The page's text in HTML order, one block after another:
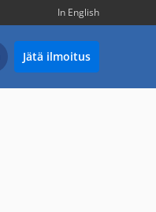
In English
Jätä ilmoitus